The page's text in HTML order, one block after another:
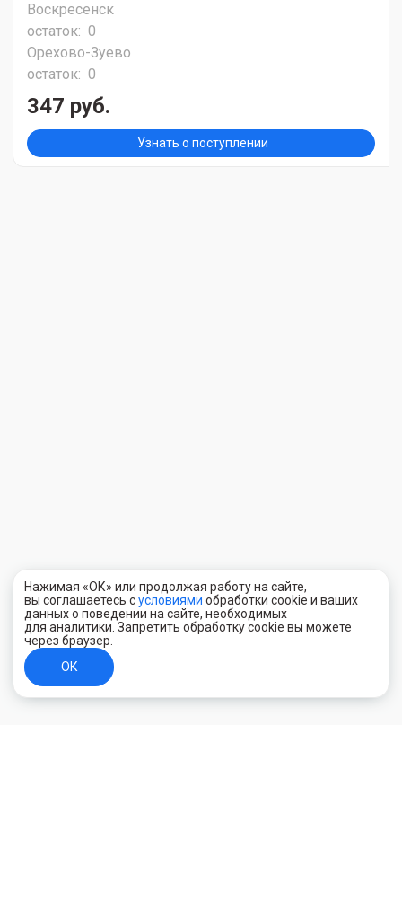
Воскресенск
остаток: 0
Орехово-Зуево
остаток: 0
347 руб.
Узнать о поступлении
Нажимая «ОК» или продолжая работу на сайте,
вы соглашаетесь сусловиями обработки cookie и ваших
данных о поведении на сайте, необходимых
для аналитики. Запретить обработку cookie вы можете
через браузер.
ОК